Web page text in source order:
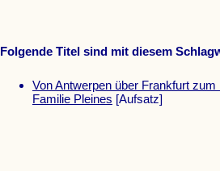
Folgende Titel sind mit diesem
Von Antwerpen über Frankfurt
Familie Pleines [Aufsatz]